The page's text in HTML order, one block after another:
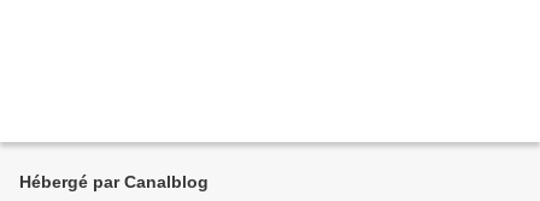
Hébergé par Canalblog